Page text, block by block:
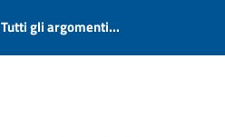
Tutti gli argomenti...